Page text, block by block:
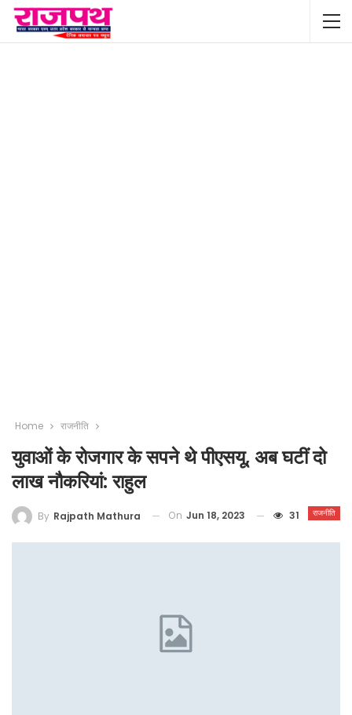
Home राजनीति
युवाओं के रोजगार के सपने थे पीएसयू, अब घटीं दो
लाख नौकरियां: राहुल
राजनीति
By Rajpath Mathura On Jun 18, 2023 31